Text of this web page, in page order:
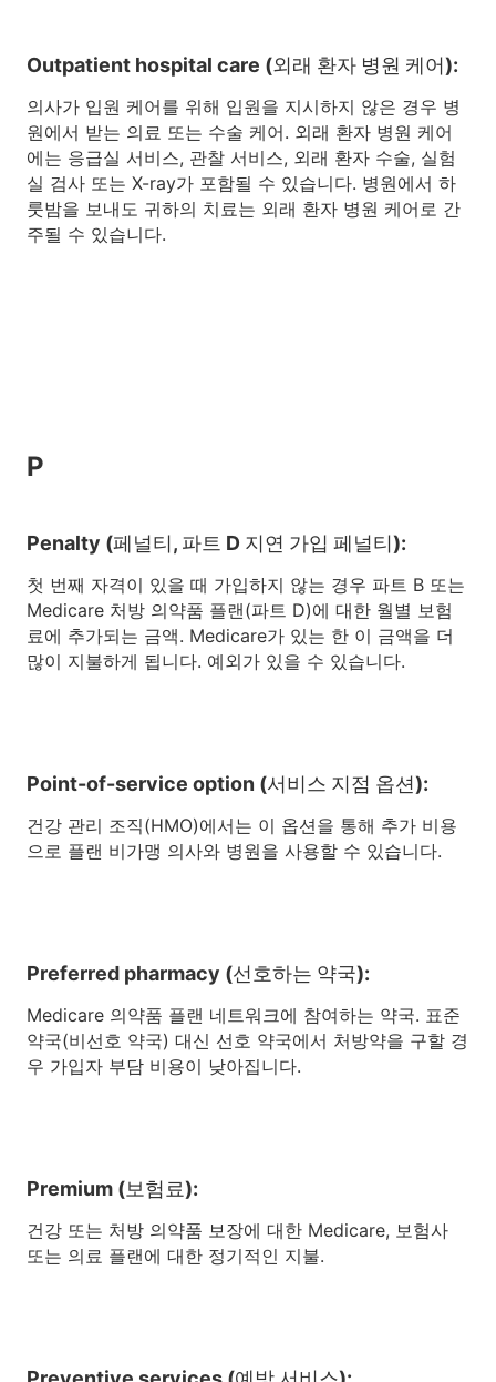
Outpatient hospital care (외래 환자 병원 케어):
의사가 입원 케어를 위해 입원을 지시하지 않은 경우 병
원에서 받는 의료 또는 수술 케어. 외래 환자 병원 케어
에는 응급실 서비스, 관찰 서비스, 외래 환자 수술, 실험
실 검사 또는 X-ray가 포함될 수 있습니다. 병원에서 하
룻밤을 보내도 귀하의 치료는 외래 환자 병원 케어로 간
주될 수 있습니다.
P
Penalty (페널티, 파트 D 지연 가입 페널티):
첫 번째 자격이 있을 때 가입하지 않는 경우 파트 B 또는
Medicare 처방 의약품 플랜(파트 D)에 대한 월별 보험
료에 추가되는 금액. Medicare가 있는 한 이 금액을 더
많이 지불하게 됩니다. 예외가 있을 수 있습니다.
Point-of-service option (서비스 지점 옵션):
건강 관리 조직(HMO)에서는 이 옵션을 통해 추가 비용
으로 플랜 비가맹 의사와 병원을 사용할 수 있습니다.
Preferred pharmacy (선호하는 약국):
Medicare 의약품 플랜 네트워크에 참여하는 약국. 표준
약국(비선호 약국) 대신 선호 약국에서 처방약을 구할 경
우 가입자 부담 비용이 낮아집니다.
Premium (보험료):
건강 또는 처방 의약품 보장에 대한 Medicare, 보험사
또는 의료 플랜에 대한 정기적인 지불.